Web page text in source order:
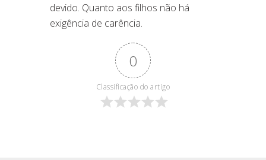
devido. Quanto aos filhos não há
exigência de carência.
0
Classificação do artigo